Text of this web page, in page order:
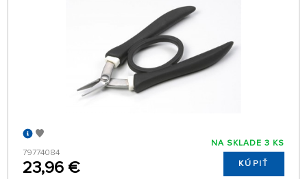
79774084
23,96 €
NA SKLADE 3 KS
KÚPIŤ